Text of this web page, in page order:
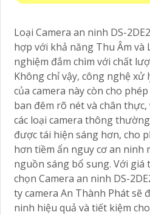
Loại Camera an ninh DS-
hợp với khả năng Thu Âm và
nghiệm đắm chìm với chất
Không chỉ vậy, công nghệ
của camera này còn cho
ban đêm rõ nét và chân
các loại camera thông
được tái hiện sáng hơn, cho
hơn tiềm ẩn nguy cơ an ninh
nguồn sáng bổ sung. Với giá
chọn Camera an ninh DS-
ty camera An Thành Phát sẽ
ninh hiệu quả và tiết kiệm